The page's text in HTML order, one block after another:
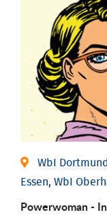
WbI
Essen, WbI
Powerwoman -